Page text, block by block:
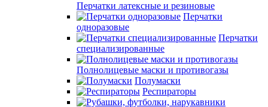
Перчатки латексные и резиновые
Перчатки
одноразовые
Перчатки
специализированные
Полнолицевые маски и противогазы
Полумаски
Респираторы